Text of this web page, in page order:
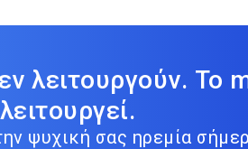
λειτουργούν. Το
λειτουργεί.
ψυχική σας ηρεμία